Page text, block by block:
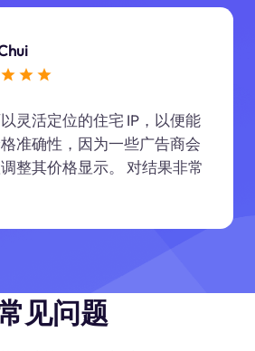
灵活定位的住宅 IP，以便能
准确性，因为一些广告商会
整其价格显示。 对结果非常
见问题